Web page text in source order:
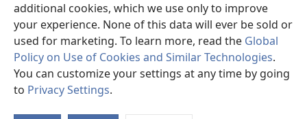
additional cookies, which we use only to improve
your experience. None of this data will ever be sold or
used for marketing. To learn more, read the Global
Policy on Use of Cookies and Similar Technologies.
You can customize your settings at any time by going
to Privacy Settings.
Watchtower Library
Copyright© 2026 Watch Tower Bible and Tract Society of Pennsylvania.
IVAKAVAKAYAGATAKI|